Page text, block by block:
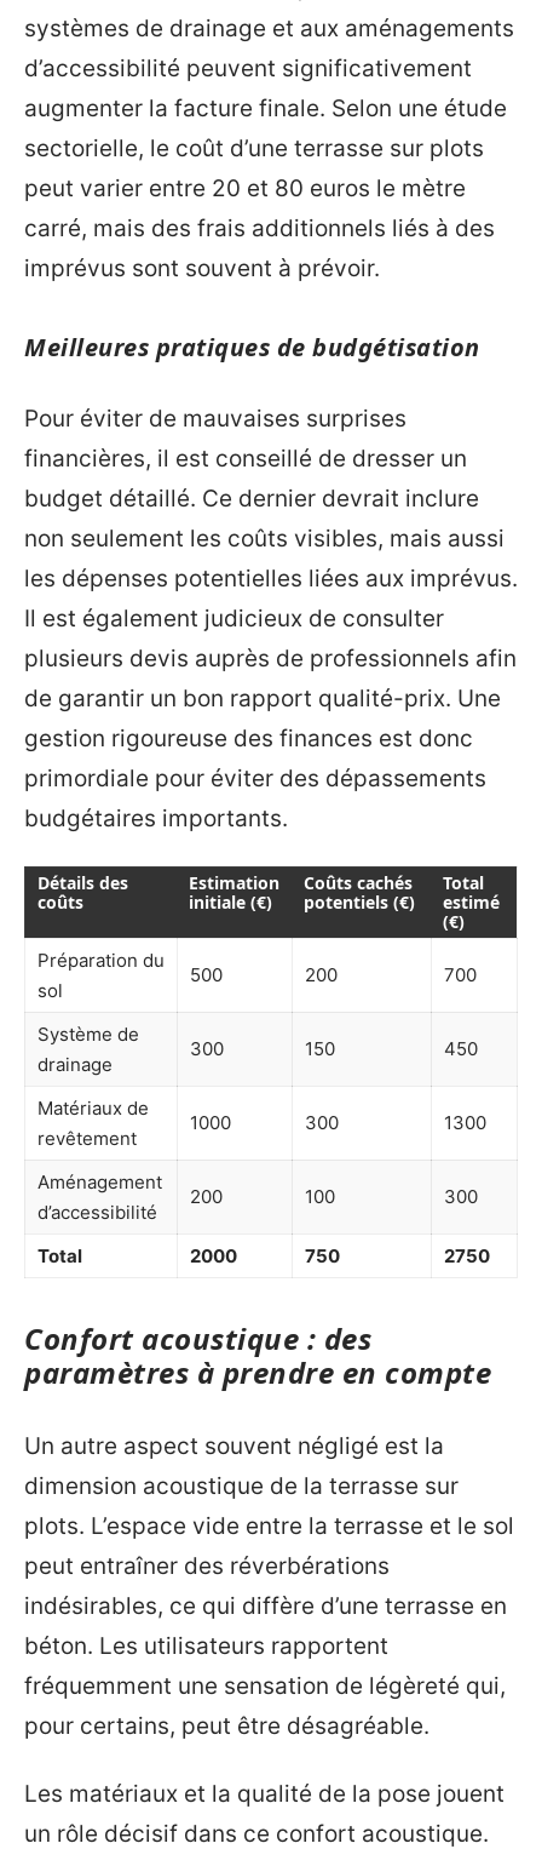
systèmes de drainage et aux aménagements
d’accessibilité peuvent significativement
augmenter la facture finale. Selon une étude
sectorielle, le coût d’une terrasse sur plots
peut varier entre 20 et 80 euros le mètre
carré, mais des frais additionnels liés à des
imprévus sont souvent à prévoir.
Meilleures pratiques de budgétisation
Pour éviter de mauvaises surprises
financières, il est conseillé de dresser un
budget détaillé. Ce dernier devrait inclure
non seulement les coûts visibles, mais aussi
les dépenses potentielles liées aux imprévus.
Il est également judicieux de consulter
plusieurs devis auprès de professionnels afin
de garantir un bon rapport qualité-prix. Une
gestion rigoureuse des finances est donc
primordiale pour éviter des dépassements
budgétaires importants.
Détails des
coûts
Estimation
initiale (€)
Coûts cachés
potentiels (€)
Total
estimé
(€)
Préparation du
sol
500 200 700
Système de
drainage
300 150 450
Matériaux de
revêtement
1000 300 1300
Aménagement
d’accessibilité
200 100 300
Total 2000 750 2750
Confort acoustique : des
paramètres à prendre en compte
Un autre aspect souvent négligé est la
dimension acoustique de la terrasse sur
plots. L’espace vide entre la terrasse et le sol
peut entraîner des réverbérations
indésirables, ce qui diffère d’une terrasse en
béton. Les utilisateurs rapportent
fréquemment une sensation de légèreté qui,
pour certains, peut être désagréable.
Les matériaux et la qualité de la pose jouent
un rôle décisif dans ce confort acoustique.